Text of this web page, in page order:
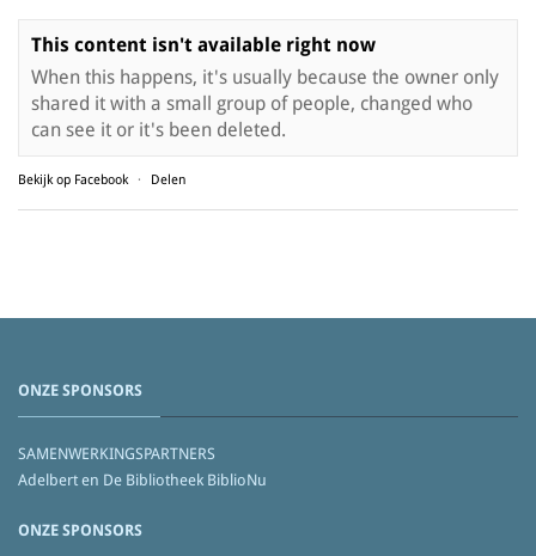
This content isn't available right now
When this happens, it's usually because the owner only
shared it with a small group of people, changed who
can see it or it's been deleted.
Bekijk op Facebook · Delen
ONZE SPONSORS
SAMENWERKINGSPARTNERS
Adelbert en De Bibliotheek BiblioNu
ONZE SPONSORS